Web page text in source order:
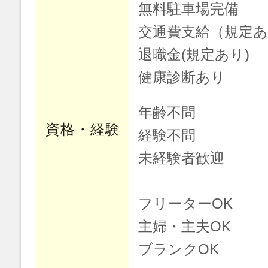
無料駐車場完備
交通費支給（規定
退職金(規定あり)
健康診断あり
資格・経験
年齢不問
経験不問
未経験者歓迎
フリーターOK
主婦・主夫OK
ブランクOK